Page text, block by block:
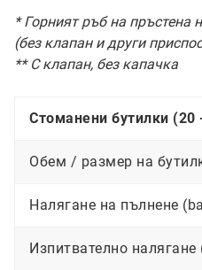
* Горният ръб на пръстена
(без клапан и други
** С клапан, без капачка
Стоманени бутилки (20
Обем / размер на
Налягане на пълнене
Изпитвателно налягане